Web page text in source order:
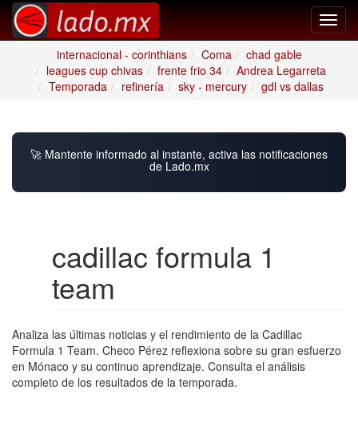
internacional - corinthians
Coma
chad gable
leagues cup chivas
frente frio 34
Andrea Legarreta
Temporada
refinería sky - mercury gdl vs dallas
🚀 Mantente informado al instante, activa las notificaciones
de Lado.mx
cadillac formula 1
team
Analiza las últimas noticias y el rendimiento de la Cadillac
Formula 1 Team. Checo Pérez reflexiona sobre su gran esfuerzo
en Mónaco y su continuo aprendizaje. Consulta el análisis
completo de los resultados de la temporada.